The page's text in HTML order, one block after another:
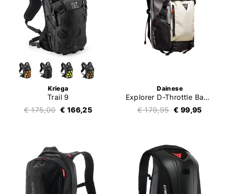
Kriega
Trail 9
€ 175,00 € 166,25
Dainese
Explorer D-Throttle Backpack
€ 179,95 € 99,95